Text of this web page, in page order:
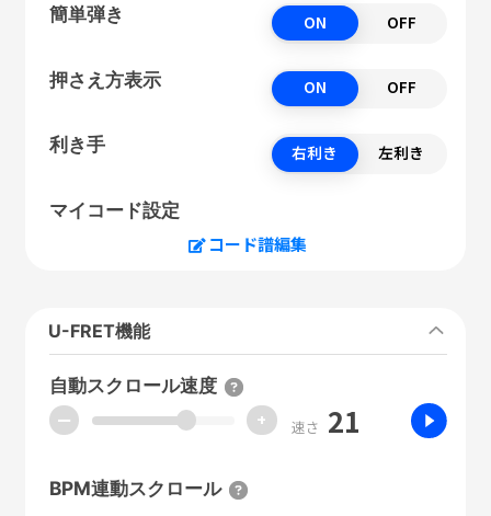
簡単弾き ON OFF
押さえ方表示 ON OFF
利き手 右利き 左利き
マイコード設定
コード譜編集
U-FRET機能
自動スクロール速度
ー + 速さ 21
BPM連動スクロール